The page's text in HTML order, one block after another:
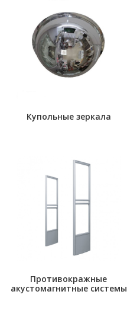
Купольные зеркала
Противокражные
акустомагнитные системы